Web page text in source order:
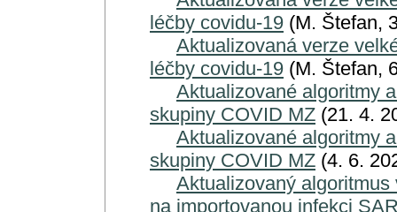
léčby covidu-19 (M. Štefan,
Aktualizovaná verze
léčby covidu-19 (M. Štefan,
Aktualizované algoritmy
skupiny COVID MZ (21. 4.
Aktualizované algoritmy
skupiny COVID MZ (4. 6.
Aktualizovaný
na importovanou infekci